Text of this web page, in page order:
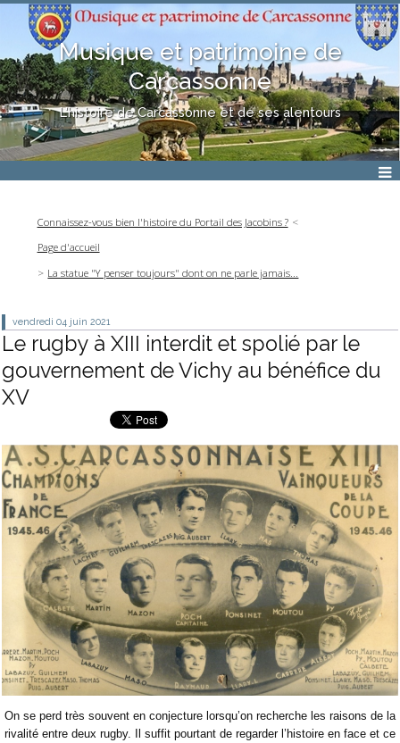
Musique et patrimoine de
Carcassonne
L'histoire de Carcassonne et de ses alentours
Connaissez-vous bien l'histoire du Portail des Jacobins ?
Page d'accueil
La statue "Y penser toujours" dont on ne parle jamais...
vendredi 04 juin 2021
Le rugby à XIII interdit et spolié par le
gouvernement de Vichy au bénéfice du
XV
On se perd très souvent en conjecture lorsqu’on recherche les raisons de la
rivalité entre deux rugby. Il suffit pourtant de regarder l’histoire en face et ce